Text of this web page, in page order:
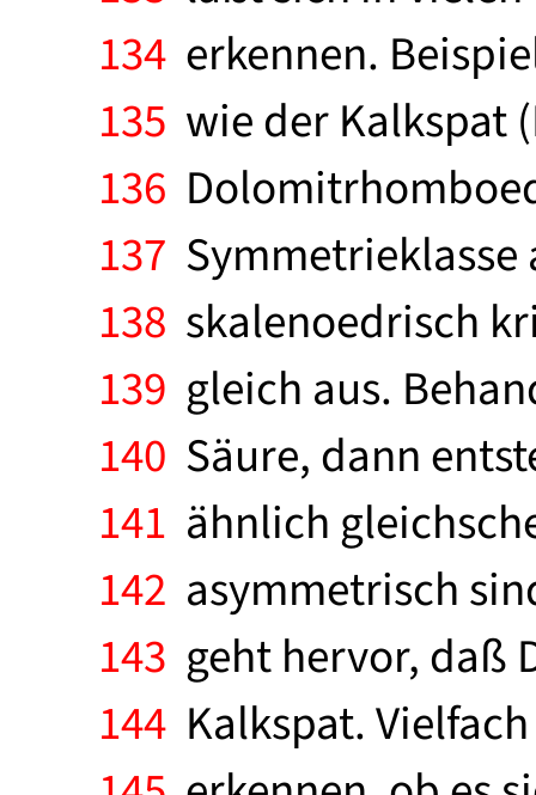
134 erkennen.
135 wie der Kalkspat
136
137
138 skalenoedrisch
139 gleich aus.
140 Säure, dann
141 ähnlich
142 asymmetrisch
143 geht hervor, daß
144 Kalkspat.